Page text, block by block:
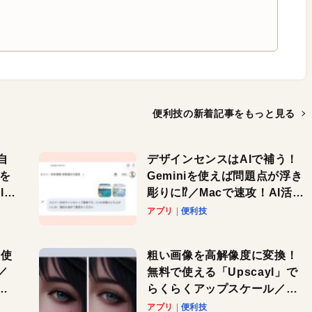
便利技の新着記事をもっと見る
デザインセンスはAIで補う！
Geminiを使えば問題点が浮き
彫りに⁉︎／Macで速攻！AI活用
テク
アプリ 便利技
粗い画像を高解像度に変換！
無料で使える「Upscayl」で
らくらくアップスケール／
Macで速攻！AI活用テク
アプリ 便利技